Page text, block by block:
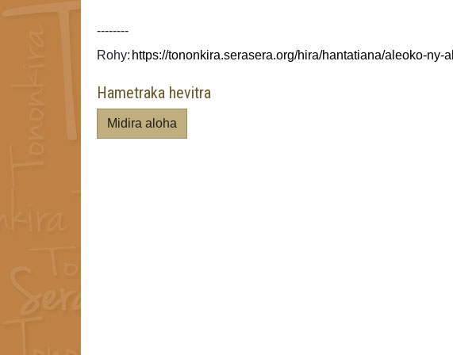
--------
Rohy:
Hametraka hevitra
Midira aloha